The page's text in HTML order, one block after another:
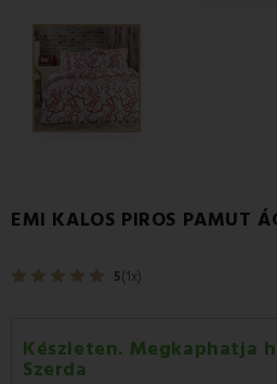
EMI KALOS PIROS PAMUT
5(1x)
Készleten. Megkaphatja
Szerda